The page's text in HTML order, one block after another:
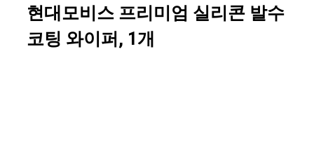
현대모비스 프리미엄 실리콘 발수
코팅 와이퍼, 1개